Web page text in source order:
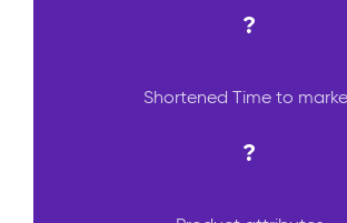
?
Shortened Time to
?